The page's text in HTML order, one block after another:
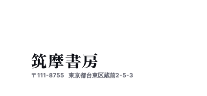
〒111-8755 東京都台東区蔵前2-5-3